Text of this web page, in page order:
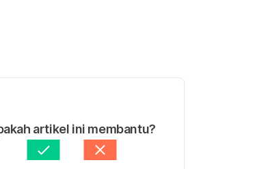
artikel ini membantu?